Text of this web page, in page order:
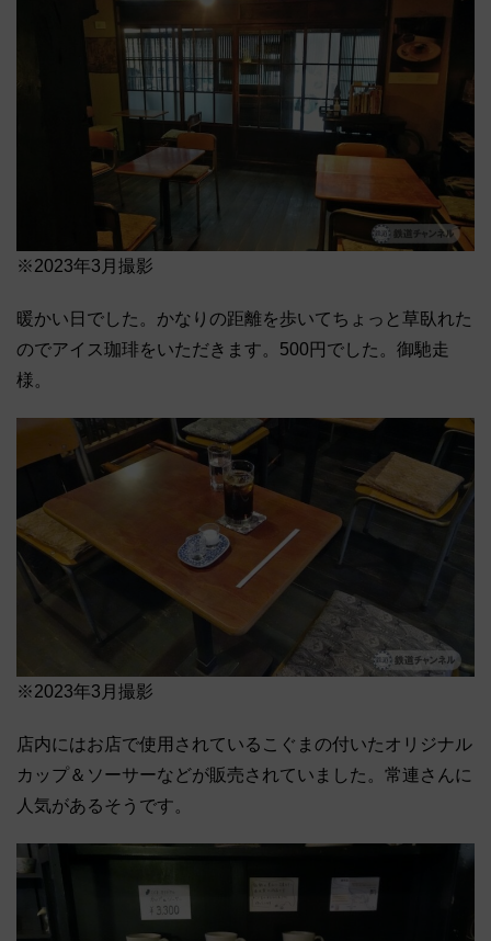
※2023年3月撮影
暖かい日でした。かなりの距離を歩いてちょっと草臥れた
のでアイス珈琲をいただきます。500円でした。御馳走
様。
※2023年3月撮影
店内にはお店で使用されているこぐまの付いたオリジナル
カップ＆ソーサーなどが販売されていました。常連さんに
人気があるそうです。